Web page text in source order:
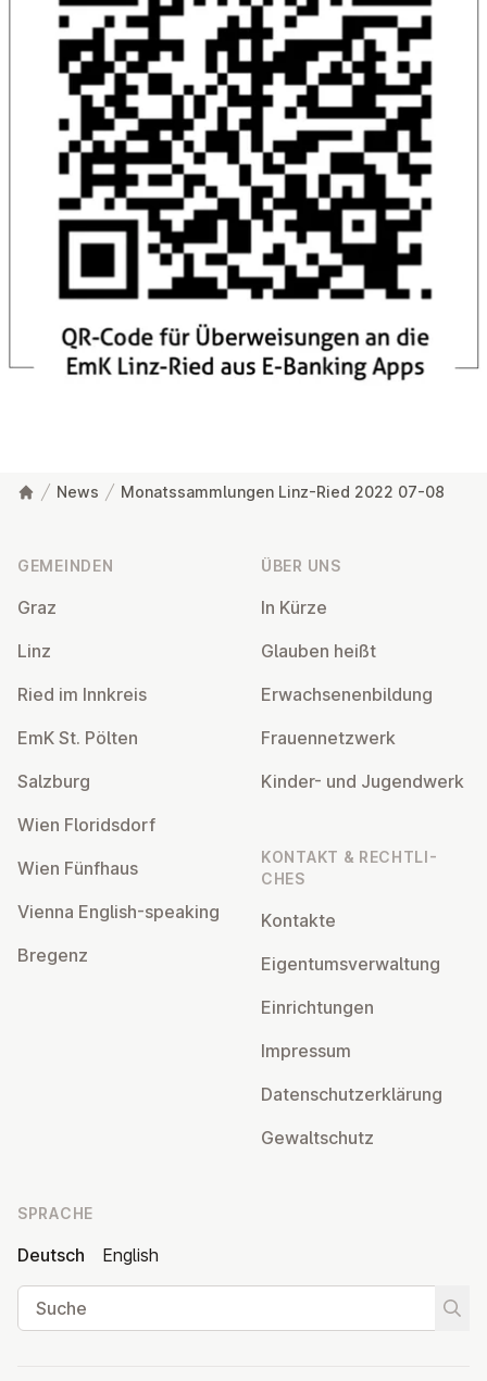
News Monatssammlungen Linz-Ried 2022 07-08
GEMEINDEN
Graz
Linz
Ried im Innkreis
EmK St. Pölten
Salzburg
Wien Flo­rids­dorf
Wien Fünfhaus
Vienna English-speaking
Bregenz
ÜBER UNS
In Kürze
Glauben heißt
Er­wach­se­nen­bil­dung
Frau­en­netz­werk
Kinder- und Ju­gend­werk
KONTAKT & RECHT­LI­
CHES
Kontakte
Ei­gen­tums­ver­wal­tung
Ein­rich­tun­gen
Impressum
Da­ten­schutz­er­klä­rung
Ge­walt­schutz
SPRACHE
Deutsch
English
Suche